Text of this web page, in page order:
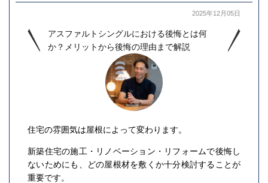
2025年12月05日
アスファルトシングルにおける後悔とは何
か？メリットから後悔の理由まで解説
住宅の雰囲気は屋根によって変わります。
新築住宅の施工・リノベーション・リフォームで後悔し
ないためにも、どの屋根材を敷くか十分検討することが
重要です。